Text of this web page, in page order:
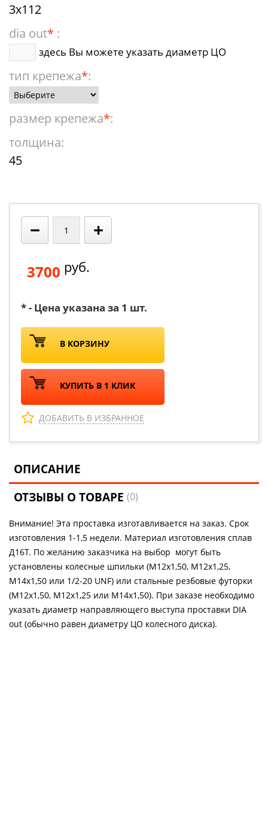
3x112
dia out* :
здесь Вы можете указать диаметр ЦО
тип крепежа*:
размер крепежа*:
толщина:
45
− +
3700 руб.
* - Цена указана за 1 шт.
В КОРЗИНУ
КУПИТЬ В 1 КЛИК
ДОБАВИТЬ В ИЗБРАННОЕ
ОПИСАНИЕ
ОТЗЫВЫ О ТОВАРЕ(0)
Внимание! Эта проставка изготавливается на заказ. Срок
изготовления 1-1,5 недели. Материал изготовления сплав
Д16Т. По желанию заказчика на выбор могут быть
установлены колесные шпильки (М12х1,50, М12х1,25,
М14х1,50 или 1/2-20 UNF) или стальные резбовые футорки
(М12х1,50, М12х1,25 или М14х1,50). При заказе необходимо
указать диаметр направляющего выступа проставки DIA
out (обычно равен диаметру ЦО колесного диска).